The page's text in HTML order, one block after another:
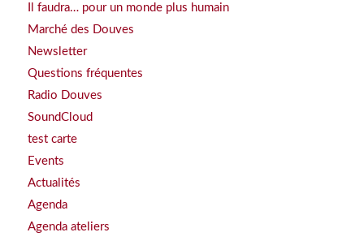
Il faudra… pour un monde plus humain
Marché des Douves
Newsletter
Questions fréquentes
Radio Douves
SoundCloud
test carte
Events
Actualités
Agenda
Agenda ateliers